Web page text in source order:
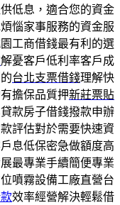
低息，適合您的資金
惱家事服務的資金服
工商借錢最有利的選
解憂客戶低利率客戶成
台北支票借錢理解快
擔保品質押新莊票貼
款房子借錢撥款申辦
評估對於需要快速資
息低保密急做額度高
最專業手續簡便專業
噴霧設備工廠直營台
效率經營解決輕鬆借